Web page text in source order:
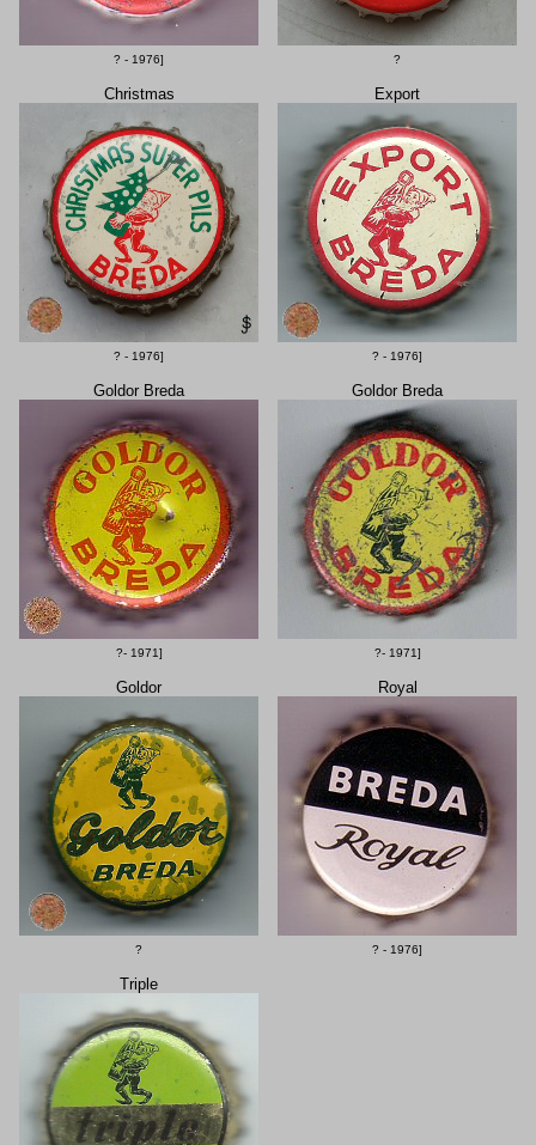
? - 1976] ?
Christmas
? - 1976]
Export
? - 1976]
Goldor Breda
?- 1971]
Goldor Breda
?- 1971]
Goldor
?
Royal
? - 1976]
Triple